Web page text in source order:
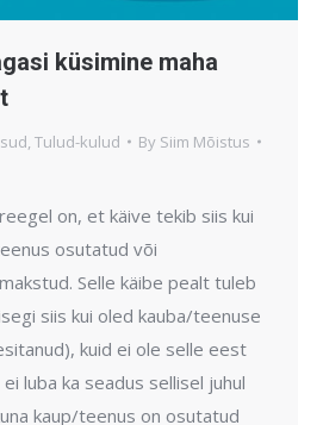
küsimine maha
Tulud-kulud By Siim Mõistus
on, et käive tekib siis kui
osutatud või
Selle käibe pealt tuleb
siis kui oled kauba/teenuse
kuid ei ole selle eest
luba ka seadus sellisel juhul
kaup/teenus on osutatud